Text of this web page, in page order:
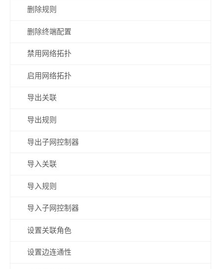
删除规则
删除终端配置
禁用网络拓扑
启用网络拓扑
导出关联
导出规则
导出子网控制器
导入关联
导入规则
导入子网控制器
设置关联角色
设置边连通性